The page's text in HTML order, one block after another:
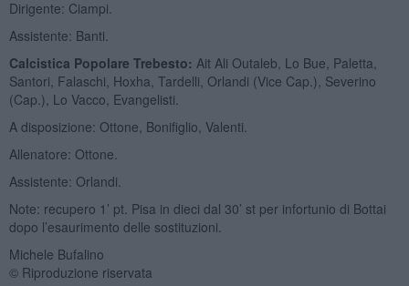
Dirigente: Ciampi.
Assistente: Banti.
Calcistica Popolare Trebesto: Ait Ali Outaleb, Lo Bue, Paletta,
Santori, Falaschi, Hoxha, Tardelli, Orlandi (Vice Cap.), Severino
(Cap.), Lo Vacco, Evangelisti.
A disposizione: Ottone, Bonifiglio, Valenti.
Allenatore: Ottone.
Assistente: Orlandi.
Note: recupero 1’ pt. Pisa in dieci dal 30’ st per infortunio di Bottai
dopo l’esaurimento delle sostituzioni.
Michele Bufalino
© Riproduzione riservata